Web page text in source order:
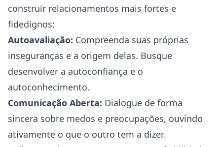
construir relacionamentos mais fortes e
fidedignos:
Autoavaliação: Compreenda suas próprias
inseguranças e a origem delas. Busque
desenvolver a autoconfiança e o
autoconhecimento.
Comunicação Aberta: Dialogue de forma
sincera sobre medos e preocupações, ouvindo
ativamente o que o outro tem a dizer.